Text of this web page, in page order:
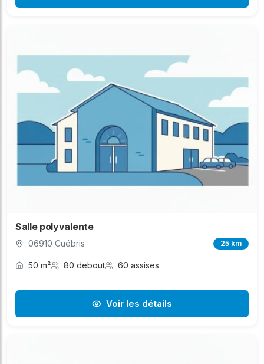
Salle polyvalente
06910 Cuébris 25 km
50 m² 80 debout 60 assises
Voir les détails